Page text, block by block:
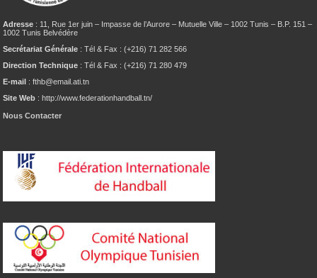
Adresse : 11, Rue 1er juin – Impasse de l’Aurore – Mutuelle Ville – 1002 Tunis – B.P. 151 –
1002 Tunis Belvédère
Secrétariat Générale : Tél & Fax : (+216) 71 282 566
Direction Technique : Tél & Fax : (+216) 71 280 479
E-mail : fthb@email.ati.tn
Site Web : http://www.federationhandball.tn/
Nous Contacter